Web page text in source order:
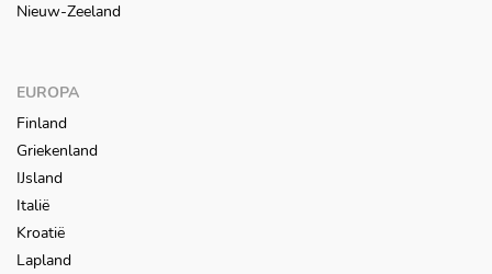
Nieuw-Zeeland
EUROPA
Finland
Griekenland
IJsland
Italië
Kroatië
Lapland